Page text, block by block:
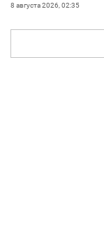
8 августа 2026, 02:35